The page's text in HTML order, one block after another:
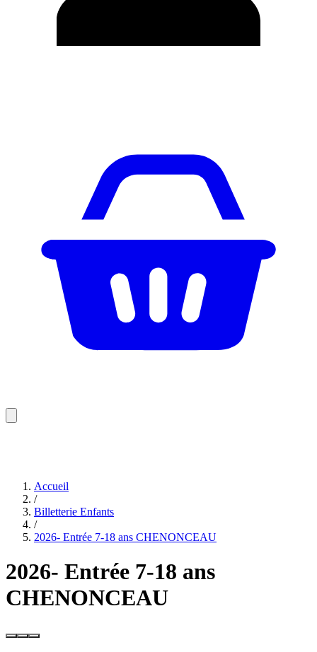
Accueil
/
Billetterie Enfants
/
2026- Entrée 7-18 ans CHENONCEAU
2026- Entrée 7-18 ans
CHENONCEAU